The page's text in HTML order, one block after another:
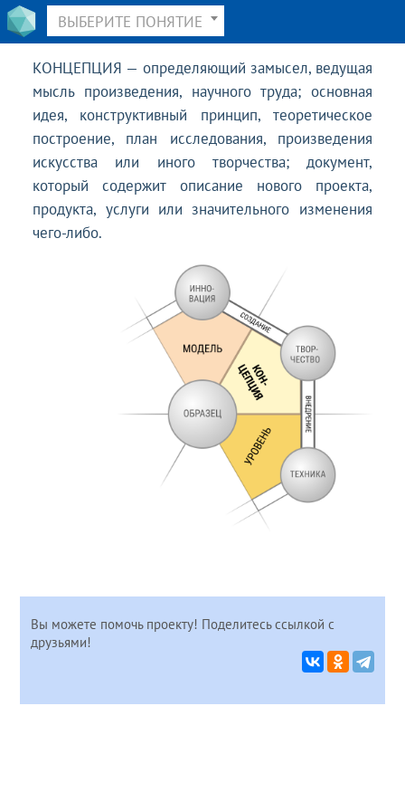
ВЫБЕРИТЕ ПОНЯТИЕ
КОНЦЕПЦИЯ — определяющий замысел, ведущая
мысль произведения, научного труда; основная
идея, конструктивный принцип, теоретическое
построение, план исследования, произведения
искусства или иного творчества; документ,
который содержит описание нового проекта,
продукта, услуги или значительного изменения
чего-либо.
Вы можете помочь проекту! Поделитесь ссылкой с
друзьями!